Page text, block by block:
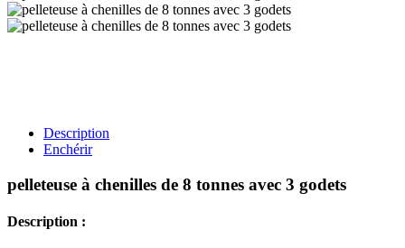
Description
Enchérir
pelleteuse à chenilles de 8 tonnes avec 3 godets
Description :